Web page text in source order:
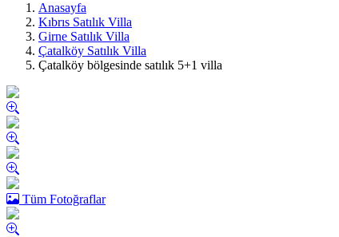
Anasayfa
Kıbrıs Satılık Villa
Girne Satılık Villa
Çatalköy Satılık Villa
Çatalköy bölgesinde satılık 5+1 villa
Tüm Fotoğraflar